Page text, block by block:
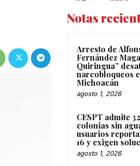
Notas
Arresto de
Fernández
Quiringua”
narcobloqueos
Michoacán
agosto 1, 2026
CESPT admite 32
colonias sin
usuarios
16 y exigen
agosto 1, 2026